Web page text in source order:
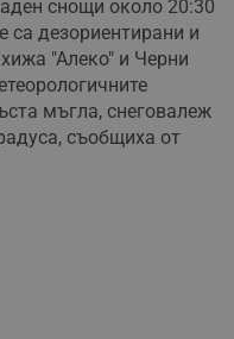
снощи около 20:30
са дезориентирани и
"Алеко" и Черни
мъгла, снеговалеж
съобщиха от